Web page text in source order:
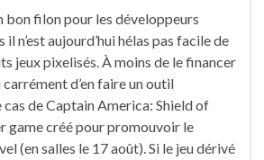
bon filon pour les développeurs
n’est aujourd’hui hélas pas facile de
jeux pixelisés. À moins de le financer
d’en faire un outil
cas de Captain America: Shield of
game créé pour promouvoir le
(en salles le 17 août). Si le jeu dérivé